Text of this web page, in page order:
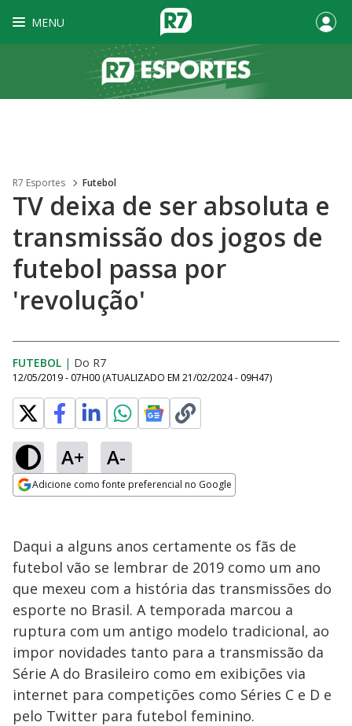
MENU
R7 Esportes Futebol
TV deixa de ser absoluta e
transmissão dos jogos de
futebol passa por
'revolução'
FUTEBOL | Do R7
12/05/2019 - 07H00 (ATUALIZADO EM 21/02/2024 - 09H47)
A+ A-
Adicione como fonte preferencial no Google
Daqui a alguns anos certamente os fãs de
futebol vão se lembrar de 2019 como um ano
que mexeu com a história das transmissões do
esporte no Brasil. A temporada marcou a
ruptura com um antigo modelo tradicional, ao
impor novidades tanto para a transmissão da
Série A do Brasileiro como em exibições via
internet para competições como Séries C e D e
pelo Twitter para futebol feminino.